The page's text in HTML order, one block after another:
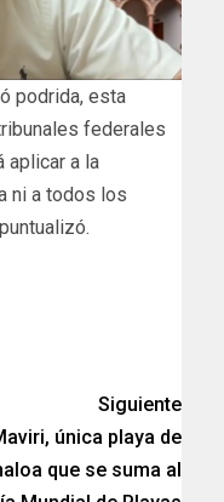
podrida, esta
federales
aplicar a la
ni a todos los
Siguiente
única playa de
que se suma al